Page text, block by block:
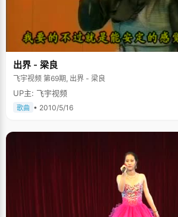
出界 - 梁良
飞宇视频 第69期, 出界 - 梁良
UP主: 飞宇视频
歌曲 • 2010/5/16